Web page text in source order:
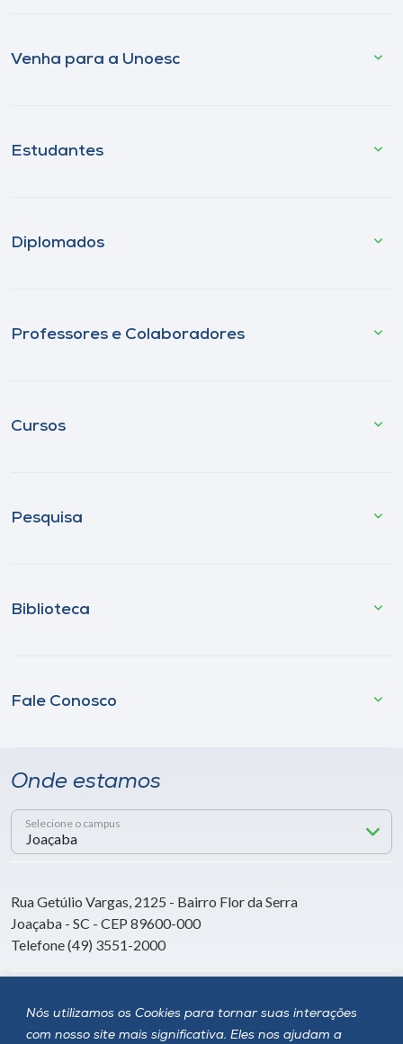
Nós utilizamos os Cookies para tornar suas interações
com nosso site mais significativa. Eles nos ajudam a
Venha para a Unoesc
Estudantes
Diplomados
Professores e Colaboradores
Cursos
Pesquisa
Biblioteca
Fale Conosco
Onde estamos
Selecione o campus
Rua Getúlio Vargas, 2125 - Bairro Flor da Serra
Joaçaba - SC - CEP 89600-000
Telefone (49) 3551-2000
Siga a Unoesc